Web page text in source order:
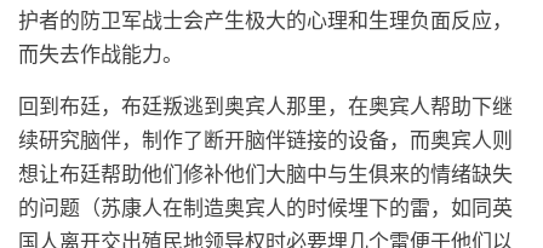
护者的防卫军战士会产生极大的心理和生理负面反应，
而失去作战能力。
回到布廷，布廷叛逃到奥宾人那里，在奥宾人帮助下继
续研究脑伴，制作了断开脑伴链接的设备，而奥宾人则
想让布廷帮助他们修补他们大脑中与生俱来的情绪缺失
的问题（苏康人在制造奥宾人的时候埋下的雷，如同英
国人离开交出殖民地领导权时必要埋几个雷便于他们以